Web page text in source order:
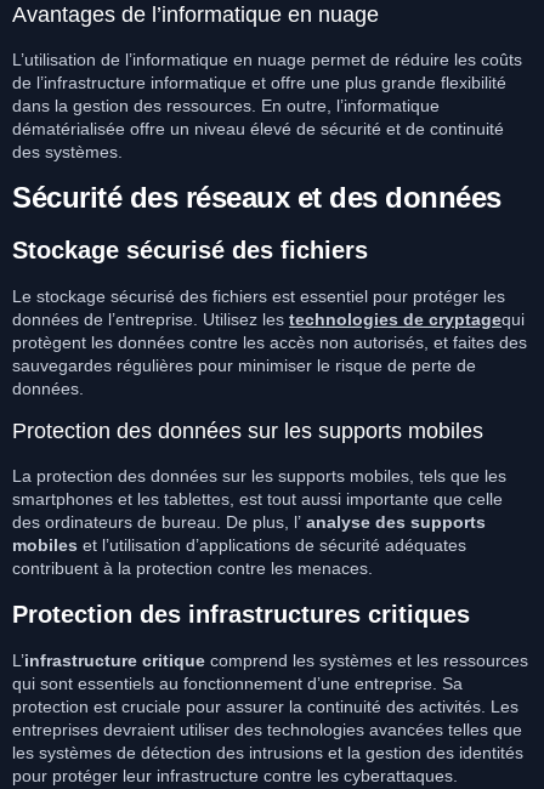
Avantages de l’informatique en nuage
L’utilisation de l’informatique en nuage permet de réduire les coûts
de l’infrastructure informatique et offre une plus grande flexibilité
dans la gestion des ressources. En outre, l’informatique
dématérialisée offre un niveau élevé de sécurité et de continuité
des systèmes.
Sécurité des réseaux et des données
Stockage sécurisé des fichiers
Le stockage sécurisé des fichiers est essentiel pour protéger les
données de l’entreprise. Utilisez les technologies de cryptagequi
protègent les données contre les accès non autorisés, et faites des
sauvegardes régulières pour minimiser le risque de perte de
données.
Protection des données sur les supports mobiles
La protection des données sur les supports mobiles, tels que les
smartphones et les tablettes, est tout aussi importante que celle
des ordinateurs de bureau. De plus, l’ analyse des supports
mobiles et l’utilisation d’applications de sécurité adéquates
contribuent à la protection contre les menaces.
Protection des infrastructures critiques
L’infrastructure critique comprend les systèmes et les ressources
qui sont essentiels au fonctionnement d’une entreprise. Sa
protection est cruciale pour assurer la continuité des activités. Les
entreprises devraient utiliser des technologies avancées telles que
les systèmes de détection des intrusions et la gestion des identités
pour protéger leur infrastructure contre les cyberattaques.